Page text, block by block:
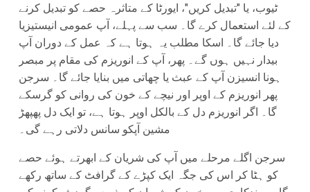
ٹیوب، یا "تبدیل کریں"، ایورٹا کے متاثرہ حصے کو تبدیل کرنے
کے لئے استعمال کرے گا۔ سب سے پہلے، آپ عمومی انیستیزیا
دیا جائے گا۔ اسکا مطلب یہ ہوتا ہے کہ عمل کے دوران آپ
بیدار نہیں ہوں گے۔ پھر، آپ کے انوریزم کی مقام پر مبصر
ہونا انسیزن آپ کے عبث یا چھاتی میں بنایا جائے گا۔ سرجن
پھر انوریزم کے اوپر اور نیچے کے خون کی روانی کو گرسکے
گا۔ اگر انوریزم دل کے بالکل اوپر ہوتا ہے، تو ایک دل پھپھڑ
مشین آپکو سانس دلاتی رہے گی۔
سرجن اگلے مرحلے میں آپ کی شریان کے ابھرتے ہوئے حصے
کو ہٹا کر اس کی جگہ ایک کپڑے کے گرافٹ کے ساتھ رکھے